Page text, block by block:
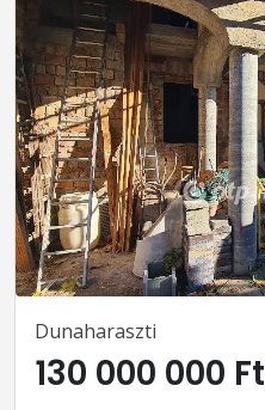
Dunaharaszti
130 000 000 Ft